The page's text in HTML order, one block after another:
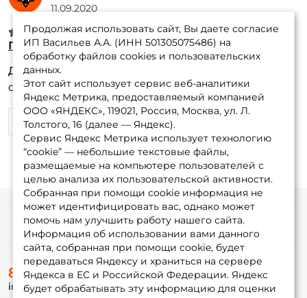
11.09.2020
Перчатки RAPALA STRETCH Half Finger L
Достоинства:
сохнут.
0 2
Продолжая использовать сайт, Вы даете согласие
ИП Васильев А.А. (ИНН 501305075486) на
обработку файлов cookies и пользовательских
данных.
Этот сайт использует сервис веб-аналитики
Яндекс Метрика, предоставляемый компанией
ООО «ЯНДЕКС», 119021, Россия, Москва, ул. Л.
Толстого, 16 (далее — Яндекс).
Сервис Яндекс Метрика использует технологию
“cookie” — небольшие текстовые файлы,
размещаемые на компьютере пользователей с
целью анализа их пользовательской активности.
Собранная при помощи cookie информация не
может идентифицировать вас, однако может
помочь нам улучшить работу нашего сайта.
Информация об использовании вами данного
сайта, собранная при помощи cookie, будет
передаваться Яндексу и храниться на сервере
Яндекса в ЕС и Российской Федерации. Яндекс
будет обрабатывать эту информацию для оценки
Информация
О магазине
Доставка
Оплата
8 (495) 532-77-88
info@foxfishing.ru